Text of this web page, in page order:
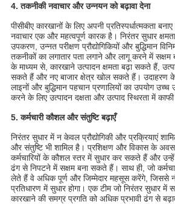
4. तकनीकी नवाचार और उन्नयन को बढ़ावा देना
पीसीबीए कारखानों के लिए अपनी प्रतिस्पर्धात्मकता
नवाचार एक और महत्वपूर्ण कारक है। निरंतर सुधार
उपकरण, उन्नत परीक्षण प्रौद्योगिकियों और बुद्धिमान
तकनीकों का लगातार पता लगाने और लागू करने में सक्षम
के माध्यम से, कारखाने उत्पादन क्षमता बढ़ा सकते हैं,
सकते हैं और नए बाजार क्षेत्र खोल सकते हैं। उदाहरण
लाइनों और बुद्धिमान पहचान प्रणालियों का उपयोग
करने के लिए उत्पादन दक्षता और उत्पाद स्थिरता में
5. कर्मचारी कौशल और संतुष्टि बढ़ाएँ
निरंतर सुधार में न केवल प्रौद्योगिकी और प्रक्रियाएं
और संतुष्टि भी शामिल है। प्रशिक्षण और विकास के
कर्मचारियों के कौशल स्तर में सुधार कर सकते हैं और उन्हें
ढंग से निपटने में सक्षम बना सकते हैं। साथ ही, जो
लेते हैं वे अधिक पूर्ण और जिम्मेदार महसूस करेंगे, जिससे
प्रतिधारण में सुधार होगा। एक टीम जो निरंतर सुधार
कारखाने की समग्र प्रगति को अधिक प्रभावी ढंग से